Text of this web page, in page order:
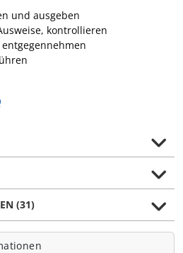
und ausgeben
kontrollieren
(31)